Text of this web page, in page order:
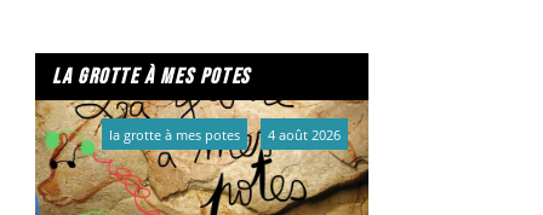
la grotte à mes potes
la grotte à mes potes 4 août 2026